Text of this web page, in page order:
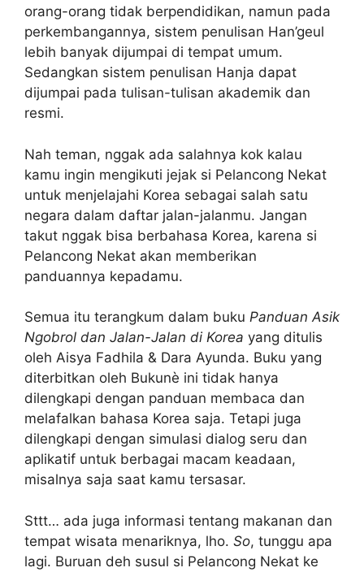
orang-orang tidak berpendidikan, namun pada
perkembangannya, sistem penulisan Han’geul
lebih banyak dijumpai di tempat umum.
Sedangkan sistem penulisan Hanja dapat
dijumpai pada tulisan-tulisan akademik dan
resmi.
Nah teman, nggak ada salahnya kok kalau
kamu ingin mengikuti jejak si Pelancong Nekat
untuk menjelajahi Korea sebagai salah satu
negara dalam daftar jalan-jalanmu. Jangan
takut nggak bisa berbahasa Korea, karena si
Pelancong Nekat akan memberikan
panduannya kepadamu.
Semua itu terangkum dalam buku Panduan Asik
Ngobrol dan Jalan-Jalan di Korea yang ditulis
oleh Aisya Fadhila & Dara Ayunda. Buku yang
diterbitkan oleh Bukunè ini tidak hanya
dilengkapi dengan panduan membaca dan
melafalkan bahasa Korea saja. Tetapi juga
dilengkapi dengan simulasi dialog seru dan
aplikatif untuk berbagai macam keadaan,
misalnya saja saat kamu tersasar.
Sttt… ada juga informasi tentang makanan dan
tempat wisata menariknya, lho. So, tunggu apa
lagi. Buruan deh susul si Pelancong Nekat ke